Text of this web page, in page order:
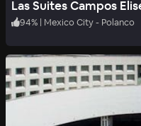
Las Suites Campos
94% | Mexico City - Polanco